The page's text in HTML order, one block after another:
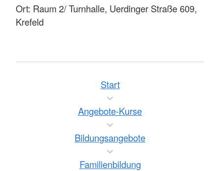
Ort: Raum 2/ Turnhalle, Uerdinger Straße 609,
Krefeld
Start
Angebote-Kurse
Bildungsangebote
Familienbildung